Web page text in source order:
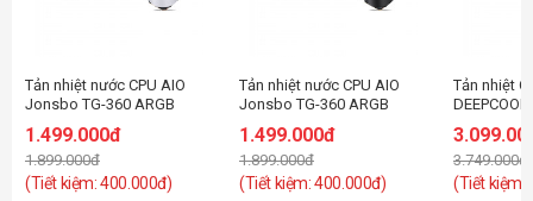
Tản nhiệt nước CPU AIO
Jonsbo TG-360 ARGB
không dây )
1.499.000đ
1.899.000đ
(Tiết kiệm: 400.000đ)
Tản nhiệt nước CPU AIO
Jonsbo TG-360 ARGB
không dây )
1.499.000đ
1.899.000đ
(Tiết kiệm: 400.000đ)
Tản nhiệt
3.749.000đ
(Tiết kiệm: